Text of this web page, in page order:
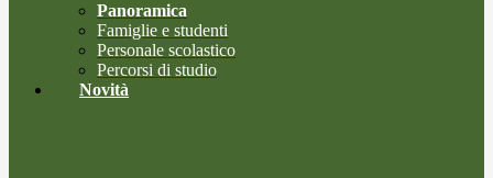
Panoramica
Famiglie e studenti
Personale scolastico
Percorsi di studio
Novità